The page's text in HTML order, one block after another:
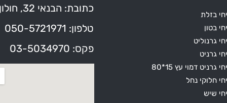
בזלת
בטון
גרנוליט
גרניט
גרניט דמוי עץ 15*80
חלוקי נחל
שיש
כתובת: הבנאי 32, חולון
טלפון: 050-5721971
פקס: 03-5034970